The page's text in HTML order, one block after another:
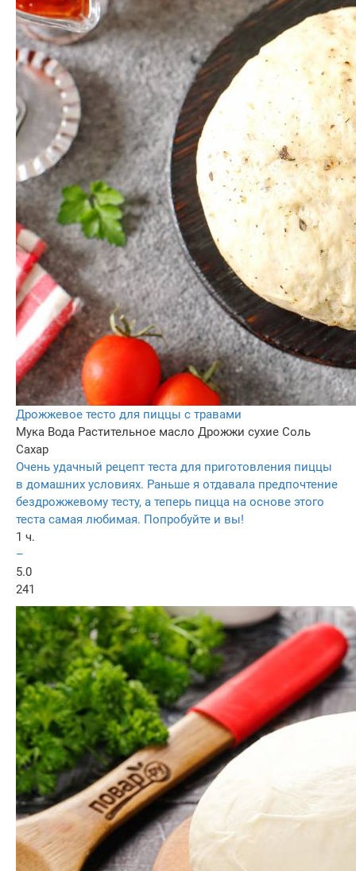
Дрожжевое тесто для пиццы с травами
Мука Вода Растительное масло Дрожжи сухие Соль
Сахар
Очень удачный рецепт теста для приготовления пиццы
в домашних условиях. Раньше я отдавала предпочтение
бездрожжевому тесту, а теперь пицца на основе этого
теста самая любимая. Попробуйте и вы!
1 ч.
–
5.0
241